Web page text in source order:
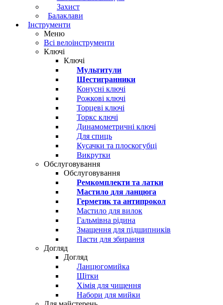
Захист
Балаклави
Інструменти
Меню
Всі велоінструменти
Ключі
Ключі
Мультитули
Шестигранники
Конусні ключі
Рожкові ключі
Торцеві ключі
Торкс ключі
Динамометричні ключі
Для спиць
Кусачки та плоскогубці
Викрутки
Обслуговування
Обслуговування
Ремкомплекти та латки
Мастило для ланцюга
Герметик та антипрокол
Мастило для вилок
Гальмівна рідина
Змащення для підшипників
Пасти для збирання
Догляд
Догляд
Ланцюгомийка
Щітки
Хімія для чищення
Набори для мийки